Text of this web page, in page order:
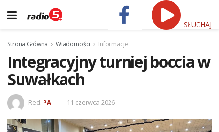
SŁUCHAJ
Strona Główna Wiadomości Informacje
Integracyjny turniej boccia w
Suwałkach
Red. PA 11 czerwca 2026